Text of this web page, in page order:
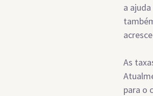
a
As
para o